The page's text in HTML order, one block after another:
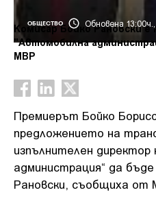
ОБЩЕСТВО Обновена
Комисар Бойко Рановски
"Автомобилна
МВР
Премиерът Бойко
предложението на
изпълнителен
администрация“ да
Рановски, съобщиха от